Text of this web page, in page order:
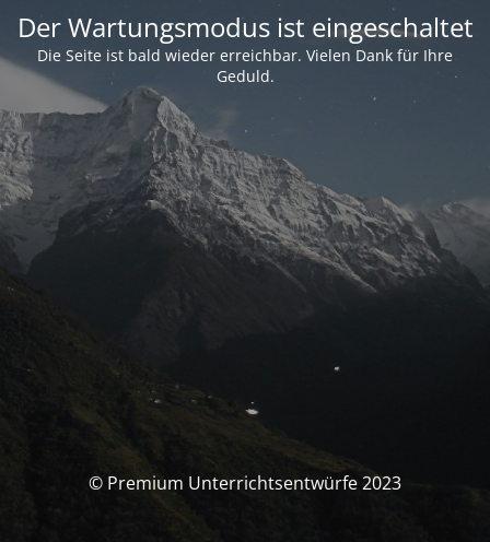
Der Wartungsmodus ist eingeschaltet
Die Seite ist bald wieder erreichbar. Vielen Dank für Ihre
Geduld.
© Premium Unterrichtsentwürfe 2023